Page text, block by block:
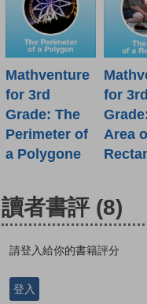
Mathventure
for 3rd
Grade: The
Perimeter of
a Polygone
for 3rd
Area
讀者書評 (8)
請登入給你的書籍評分
登入